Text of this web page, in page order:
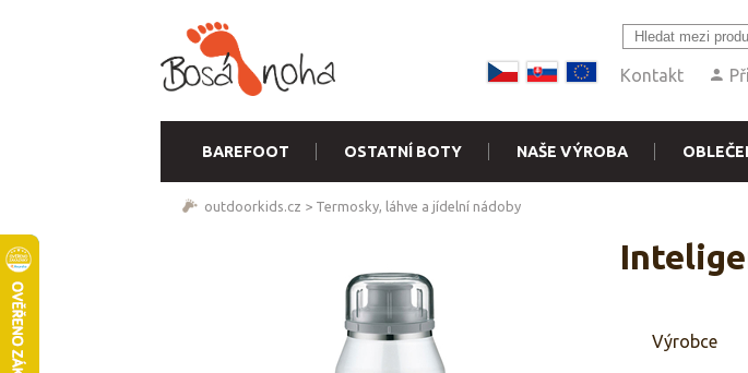
Kontakt
BAREFOOT OSTATNÍ BOTY NAŠE VÝROBA
outdoorkids.cz > Termosky, láhve a jídelní nádoby
Výrobce